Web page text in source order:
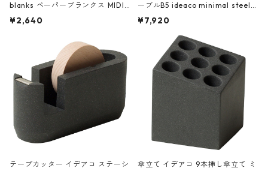
blanks ペーパーブランクス MIDI
ハードカバー 罫線 ヴァン・ゴッホ
¥2,640
ーブルB5 ideaco minimal steel f
urniture WALL Table B5 ネイビー
¥7,920
テープカッター イデアコ ステーシ
傘立て イデアコ 9本挿し傘立て ミ